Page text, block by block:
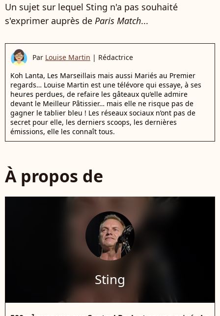
Un sujet sur lequel Sting n'a pas souhaité
s'exprimer auprès de Paris Match...
Par Louise Martin | Rédactrice
Koh Lanta, Les Marseillais mais aussi Mariés au Premier
regards… Louise Martin est une télévore qui essaye, à ses
heures perdues, de refaire les gâteaux qu’elle admire
devant le Meilleur Pâtissier… mais elle ne risque pas de
gagner le tablier bleu ! Les réseaux sociaux n’ont pas de
secret pour elle, les derniers scoops, les dernières
émissions, elle les connaît tous.
À propos de
Sting